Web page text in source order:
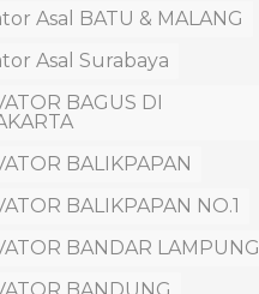
Asal BATU & MALANG
Asal Surabaya
BAGUS DI
BALIKPAPAN
BALIKPAPAN NO.1
BANDAR LAMPUNG